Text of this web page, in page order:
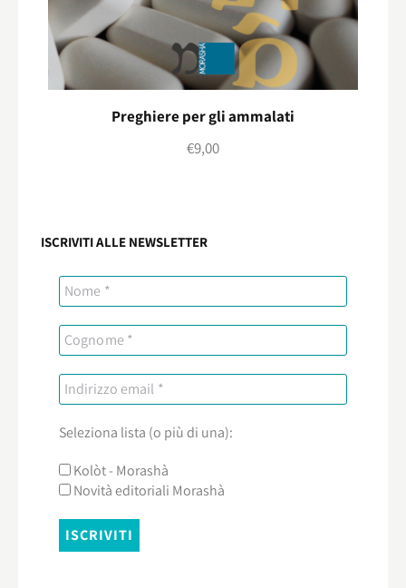
Preghiere per gli ammalati
€9,00
ISCRIVITI ALLE NEWSLETTER
Seleziona lista (o più di una):
Kolòt - Morashà
Novità editoriali Morashà